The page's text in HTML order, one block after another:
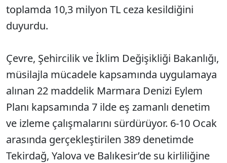
toplamda 10,3 milyon TL ceza kesildiğini
duyurdu.
Çevre, Şehircilik ve İklim Değişikliği Bakanlığı,
müsilajla mücadele kapsamında uygulamaya
alınan 22 maddelik Marmara Denizi Eylem
Planı kapsamında 7 ilde eş zamanlı denetim
ve izleme çalışmalarını sürdürüyor. 6-10 Ocak
arasında gerçekleştirilen 389 denetimde
Tekirdağ, Yalova ve Balıkesir’de su kirliliğine